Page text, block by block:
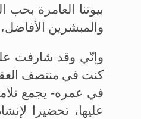
بيوتنا العامرة بحب
والمبشرين الأفاضل،
وإنّي وقد شارفت
كنت في منتصف
في عمره- يجمع
عليها، تحضيرا